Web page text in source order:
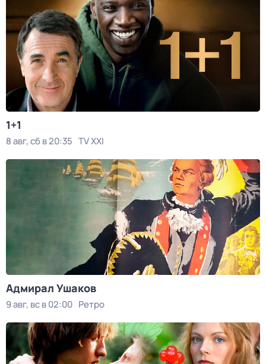
1+1
8 авг, сб в 20:35 TV XXI
Адмирал Ушаков
9 авг, вс в 02:00 Ретро